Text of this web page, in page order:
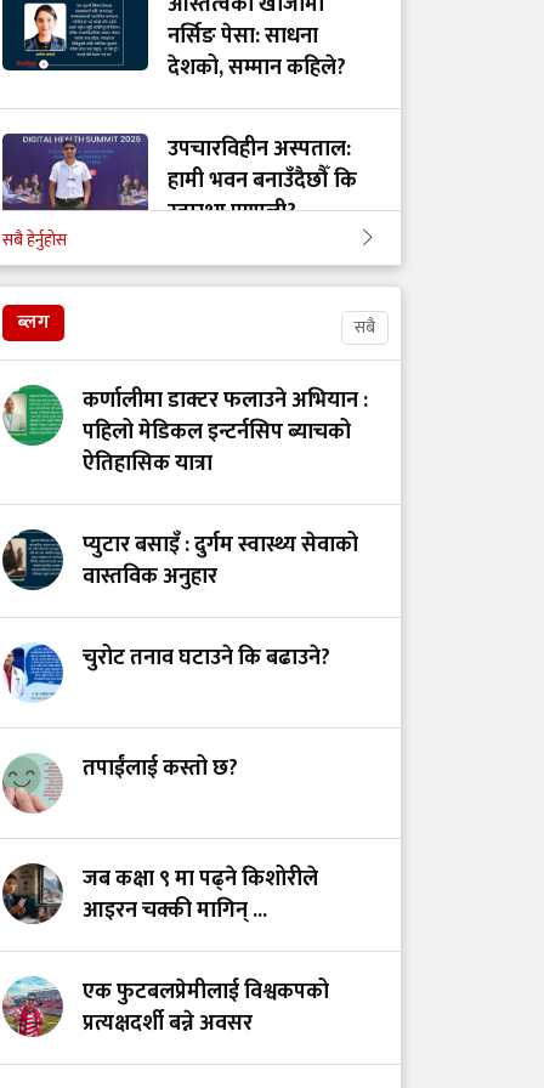
नर्सिङ पेसा: साधना
देशको, सम्मान कहिले?
उपचारविहीन अस्पताल:
हामी भवन बनाउँदैछौँ कि
स्वास्थ्य प्रणाली?
भयरहित 'जीवनरक्षक',
स्वास्थ्यकर्मी सुरक्षा ऐनमा
कडा परिमार्जनको
अपरिहार्यता
डाँडापारिको स्वास्थ्य:
भूगोल, समुदाय र
जनस्वास्थ्यबीचको सम्बन्ध
स्वास्थ्यकर्मी असुरक्षित
हातपात हैन सम्मान दिउँ
र आजको यथार्थ
सबै हेर्नुहोस
ब्लग सबै
कर्णालीमा डाक्टर फलाउने अभियान :
पहिलो मेडिकल इन्टर्नसिप ब्याचको
ऐतिहासिक यात्रा
प्युटार बसाइँ : दुर्गम स्वास्थ्य सेवाको
वास्तविक अनुहार
चुरोट तनाव घटाउने कि बढाउने?
तपाईंलाई कस्तो छ?
जब कक्षा ९ मा पढ्ने किशोरीले
आइरन चक्की मागिन् ...
एक फुटबलप्रेमीलाई विश्वकपको
प्रत्यक्षदर्शी बन्ने अवसर